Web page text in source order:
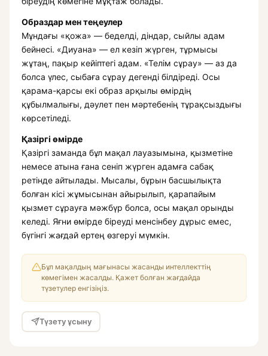
Образдар мен теңеулер
Мұндағы «қожа» — беделді, діндар, сыйлы адам
бейнесі. «Диуана» — ел кезіп жүрген, тұрмысы
жұтаң, пақыр кейіптегі адам. «Телім сұрау» — аз да
болса үлес, сыбаға сұрау дегенді білдіреді. Осы
қарама-қарсы екі образ арқылы өмірдің
құбылмалығы, дәулет пен мәртебенің тұрақсыздығы
көрсетіледі.
Қазіргі өмірде
Қазіргі заманда бұл мақал лауазымына, қызметіне
немесе атына ғана сеніп жүрген адамға сабақ
ретінде айтылады. Мысалы, бұрын басшылықта
болған кісі жұмысынан айырылып, қарапайым
қызмет сұрауға мәжбүр болса, осы мақал орынды
келеді. Яғни өмірде біреуді менсінбеу дұрыс емес,
бүгінгі жағдай ертең өзгеруі мүмкін.
Бұл мақалдың мағынасы жасанды интеллекттің
көмегімен жасалды. Қажет болған жағдайда
түзетулер енгізіңіз.
Түзету ұсыну